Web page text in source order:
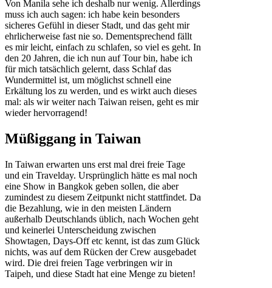
Von Manila sehe ich deshalb nur wenig. Allerdings
muss ich auch sagen: ich habe kein besonders
sicheres Gefühl in dieser Stadt, und das geht mir
ehrlicherweise fast nie so. Dementsprechend fällt
es mir leicht, einfach zu schlafen, so viel es geht. In
den 20 Jahren, die ich nun auf Tour bin, habe ich
für mich tatsächlich gelernt, dass Schlaf das
Wundermittel ist, um möglichst schnell eine
Erkältung los zu werden, und es wirkt auch dieses
mal: als wir weiter nach Taiwan reisen, geht es mir
wieder hervorragend!
Müßiggang in Taiwan
In Taiwan erwarten uns erst mal drei freie Tage
und ein Travelday. Ursprünglich hätte es mal noch
eine Show in Bangkok geben sollen, die aber
zumindest zu diesem Zeitpunkt nicht stattfindet. Da
die Bezahlung, wie in den meisten Ländern
außerhalb Deutschlands üblich, nach Wochen geht
und keinerlei Unterscheidung zwischen
Showtagen, Days-Off etc kennt, ist das zum Glück
nichts, was auf dem Rücken der Crew ausgebadet
wird. Die drei freien Tage verbringen wir in
Taipeh, und diese Stadt hat eine Menge zu bieten!